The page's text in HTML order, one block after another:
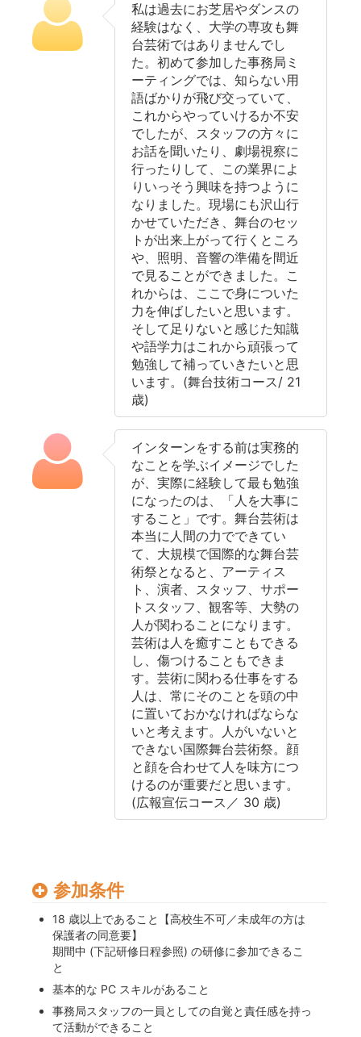
私は過去にお芝居やダンスの
経験はなく、大学の専攻も舞
台芸術ではありませんでし
た。初めて参加した事務局ミ
ーティングでは、知らない用
語ばかりが飛び交っていて、
これからやっていけるか不安
でしたが、スタッフの方々に
お話を聞いたり、劇場視察に
行ったりして、この業界によ
りいっそう興味を持つように
なりました。現場にも沢山行
かせていただき、舞台のセッ
トが出来上がって行くところ
や、照明、音響の準備を間近
で見ることができました。こ
れからは、ここで身についた
力を伸ばしたいと思います。
そして足りないと感じた知識
や語学力はこれから頑張って
勉強して補っていきたいと思
います。(舞台技術コース/ 21
歳)
インターンをする前は実務的
なことを学ぶイメージでした
が、実際に経験して最も勉強
になったのは、「人を大事に
すること」です。舞台芸術は
本当に人間の力でできてい
て、大規模で国際的な舞台芸
術祭となると、アーティス
ト、演者、スタッフ、サポー
トスタッフ、観客等、大勢の
人が関わることになります。
芸術は人を癒すこともできる
し、傷つけることもできま
す。芸術に関わる仕事をする
人は、常にそのことを頭の中
に置いておかなければならな
いと考えます。人がいないと
できない国際舞台芸術祭。顔
と顔を合わせて人を味方につ
けるのが重要だと思います。
(広報宣伝コース／ 30 歳)
参加条件
18 歳以上であること【高校生不可／未成年の方は
保護者の同意要】
期間中 (下記研修日程参照) の研修に参加できるこ
と
基本的な PC スキルがあること
事務局スタッフの一員としての自覚と責任感を持っ
て活動ができること